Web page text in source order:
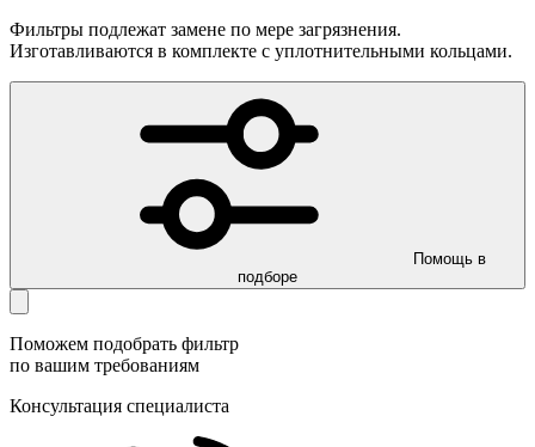
Фильтры подлежат замене по мере загрязнения.
Изготавливаются в комплекте с уплотнительными кольцами.
подборе
Поможем подобрать фильтр
по вашим требованиям
Консультация специалиста